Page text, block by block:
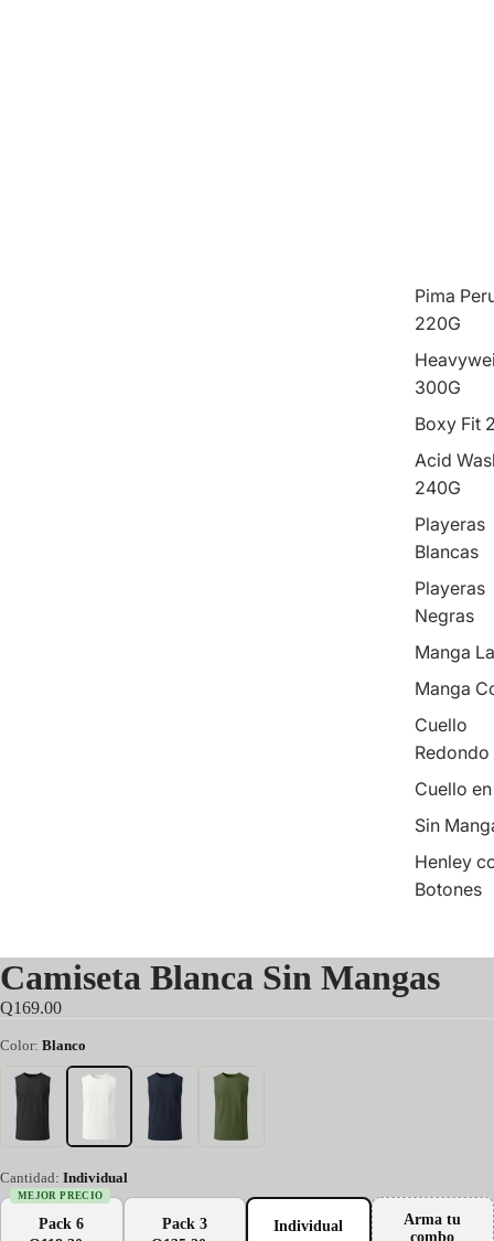
Pima
220G
300G
Boxy Fit
Acid
240G
Playeras
Blancas
Playeras
Negras
Manga
Manga
Cuello
Redondo
Cuello
Sin
Henley
Botones
Camiseta Blanca Sin Mangas
Q169.00
Color: Blanco
Cantidad: Individual
MEJOR PRECIO
Pack 6
Pack 3
Individual
Arma tu
combo